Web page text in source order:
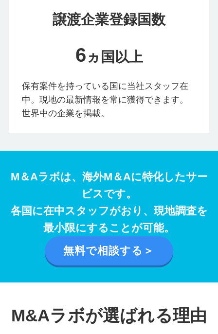
譲渡企業登録国数
6 ヵ国以上
保有案件を持っている国に当社スタッフ在
中。現地の最新情報を常に獲得できます。
世界中の企業を掲載。
M＆Aラボは、海外M＆Aに特化したサー
ビスです。
各国に在中スタッフがおり、現地調査を
最小限にすることが可能。
無料で相談する＞
M&Aラボが選ばれる理由